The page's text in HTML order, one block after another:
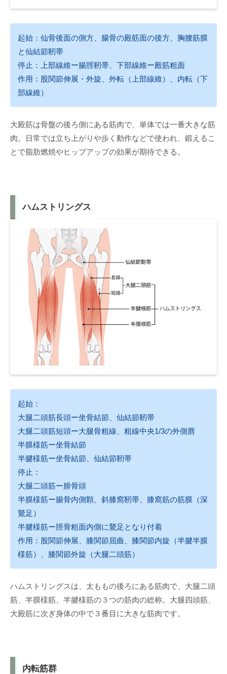
起始：仙骨後面の側方、腸骨の殿筋面の後方、胸腰筋膜
と仙結節靭帯
停止：上部線維ー腸脛靭帯、下部線維ー殿筋粗面
作用：股関節伸展・外旋、外転（上部線維）、内転（下
部線維）
大殿筋は骨盤の後ろ側にある筋肉で、単体では一番大きな筋
肉。日常では立ち上がりや歩く動作などで使われ、鍛えるこ
とで脂肪燃焼やヒップアップの効果が期待できる。
ハムストリングス
起始：
大腿二頭筋長頭ー坐骨結節、仙結節靭帯
大腿二頭筋短頭ー大腿骨粗線、粗線中央1/3の外側唇
半膜様筋ー坐骨結節
半腱様筋ー坐骨結節、仙結節靭帯
停止：
大腿二頭筋ー腓骨頭
半膜様筋ー腸骨内側顆、斜膝窩靭帯、膝窩筋の筋膜（深
鵞足）
半腱様筋ー脛骨粗面内側に鵞足となり付着
作用：股関節伸展、膝関節屈曲、膝関節内旋（半腱半膜
様筋）、膝関節外旋（大腿二頭筋）
ハムストリングスは、太ももの後ろにある筋肉で、大腿二頭
筋、半膜様筋、半腱様筋の３つの筋肉の総称。大腿四頭筋、
大殿筋に次ぎ身体の中で３番目に大きな筋肉です。
内転筋群